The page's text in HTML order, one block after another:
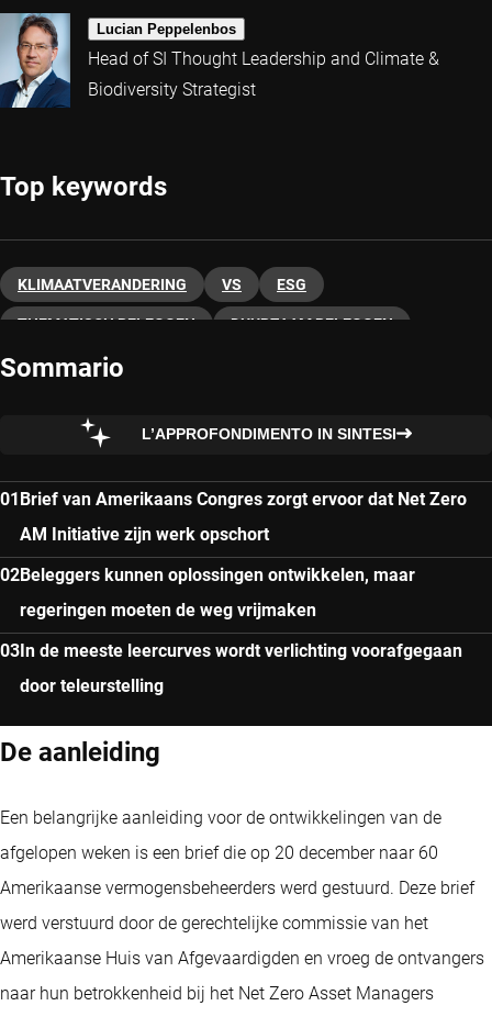
Lucian Peppelenbos
Head of SI Thought Leadership and Climate &
Biodiversity Strategist
Top keywords
KLIMAATVERANDERING VS ESG
THEMATISCH BELEGGEN DUURZAAM BELEGGEN
Sommario
L’APPROFONDIMENTO IN SINTESI
Brief van Amerikaans Congres zorgt ervoor dat Net Zero
AM Initiative zijn werk opschort
Beleggers kunnen oplossingen ontwikkelen, maar
regeringen moeten de weg vrijmaken
In de meeste leercurves wordt verlichting voorafgegaan
door teleurstelling
De aanleiding
Een belangrijke aanleiding voor de ontwikkelingen van de
afgelopen weken is een brief die op 20 december naar 60
Amerikaanse vermogensbeheerders werd gestuurd. Deze brief
werd verstuurd door de gerechtelijke commissie van het
Amerikaanse Huis van Afgevaardigden en vroeg de ontvangers
naar hun betrokkenheid bij het Net Zero Asset Managers